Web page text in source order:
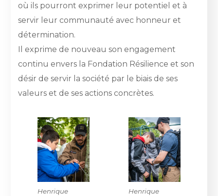
où ils pourront exprimer leur potentiel et à
servir leur communauté avec honneur et
détermination.
Il exprime de nouveau son engagement
continu envers la Fondation Résilience et son
désir de servir la société par le biais de ses
valeurs et de ses actions concrètes.
Henrique
Henrique